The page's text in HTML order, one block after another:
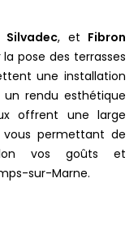
Silvadec, et Fibron
pose des terrasses
une installation
rendu esthétique
offrent une large
permettant de
vos goûts et
sur-Marne.